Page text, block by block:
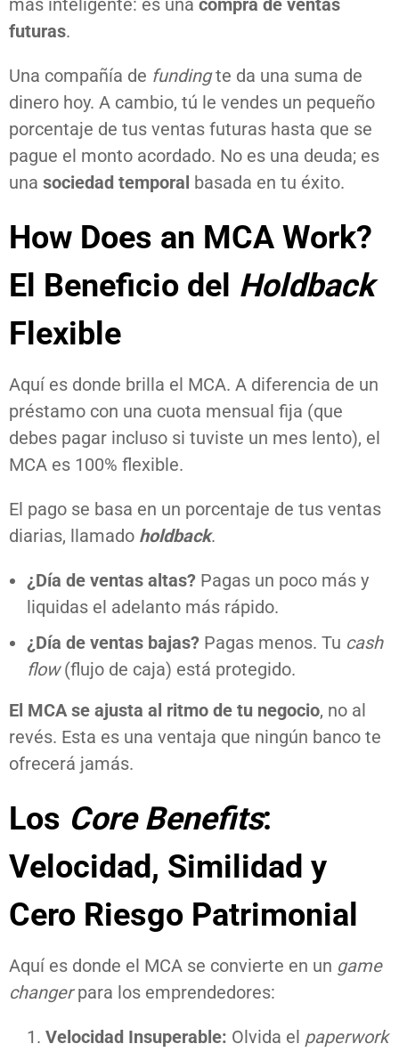
más inteligente: es una compra de ventas
futuras.
Una compañía de fundingte da una suma de
dinero hoy. A cambio, tú le vendes un pequeño
porcentaje de tus ventas futuras hasta que se
pague el monto acordado. No es una deuda; es
una sociedad temporal basada en tu éxito.
How Does an MCA Work?
El Beneficio del Holdback
Flexible
Aquí es donde brilla el MCA. A diferencia de un
préstamo con una cuota mensual fija (que
debes pagar incluso si tuviste un mes lento), el
MCA es 100% flexible.
El pago se basa en un porcentaje de tus ventas
diarias, llamado holdback.
¿Día de ventas altas? Pagas un poco más y
liquidas el adelanto más rápido.
¿Día de ventas bajas? Pagas menos. Tu cash
flow(flujo de caja) está protegido.
El MCA se ajusta al ritmo de tu negocio, no al
revés. Esta es una ventaja que ningún banco te
ofrecerá jamás.
Los Core Benefits:
Velocidad, Similidad y
Cero Riesgo Patrimonial
Aquí es donde el MCA se convierte en un game
changerpara los emprendedores:
Velocidad Insuperable: Olvida el paperwork